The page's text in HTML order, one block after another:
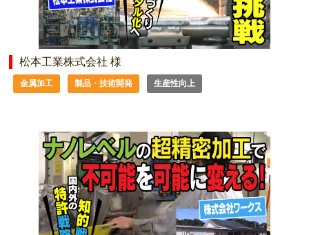
松本工業株式会社 様
金属加工 製品・技術開発 生産性向上